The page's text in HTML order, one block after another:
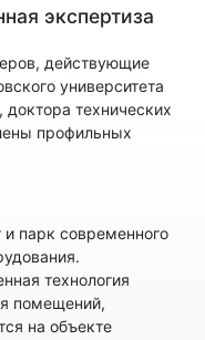
экспертиза
действующие
университета
технических
профильных
парк современного
технология
помещений,
на объекте